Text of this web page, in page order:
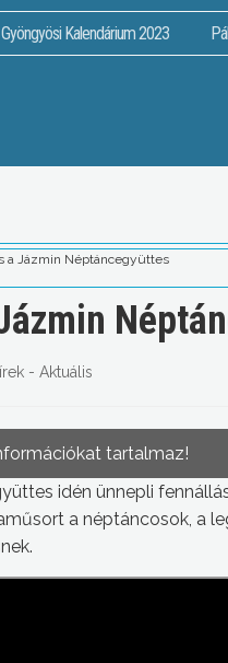
Gyöngyösi Kalendárium 2023
a Jázmin Néptáncegyüttes
- Aktuális
tartalmaz!
idén ünnepli
a néptáncosok, a